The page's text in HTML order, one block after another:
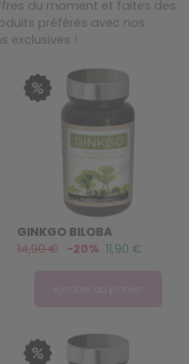
du moment et faites des
préférés avec nos
exclusives !
GINKGO BILOBA
14,90 € -20% 11,90 €